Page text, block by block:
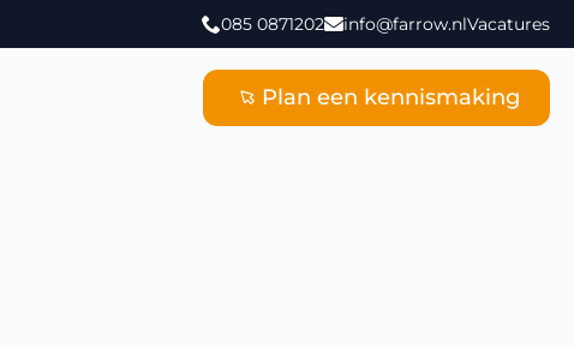
085 0871202 info@farrow.nlVacatures
Plan een kennismaking